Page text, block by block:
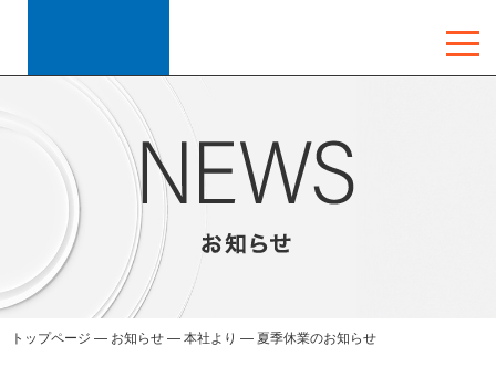
トップページ — お知らせ—本社より —夏季休業のお知らせ